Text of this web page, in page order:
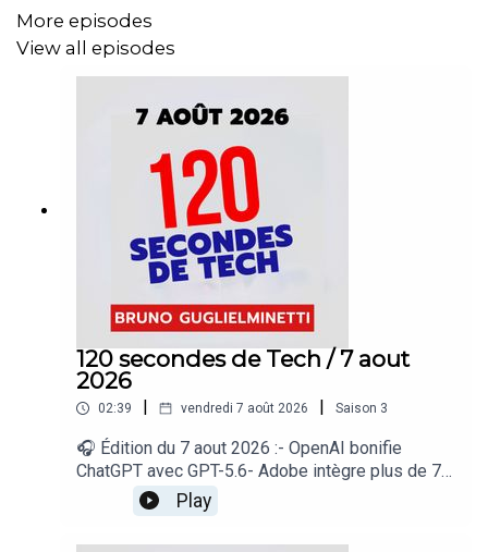
More episodes
View all episodes
120 secondes de Tech / 7 aout
2026
02:39 | vendredi 7 août 2026 | Saison 3
🎧 Édition du 7 aout 2026 :- OpenAI bonifie
ChatGPT avec GPT-5.6- Adobe intègre plus de 70
outils à ChatGPT- Google déploie « Demander à
Maps » dans 160 pays- Suno veut mieux
identifier la musique créée par IA- Rockstar
Play